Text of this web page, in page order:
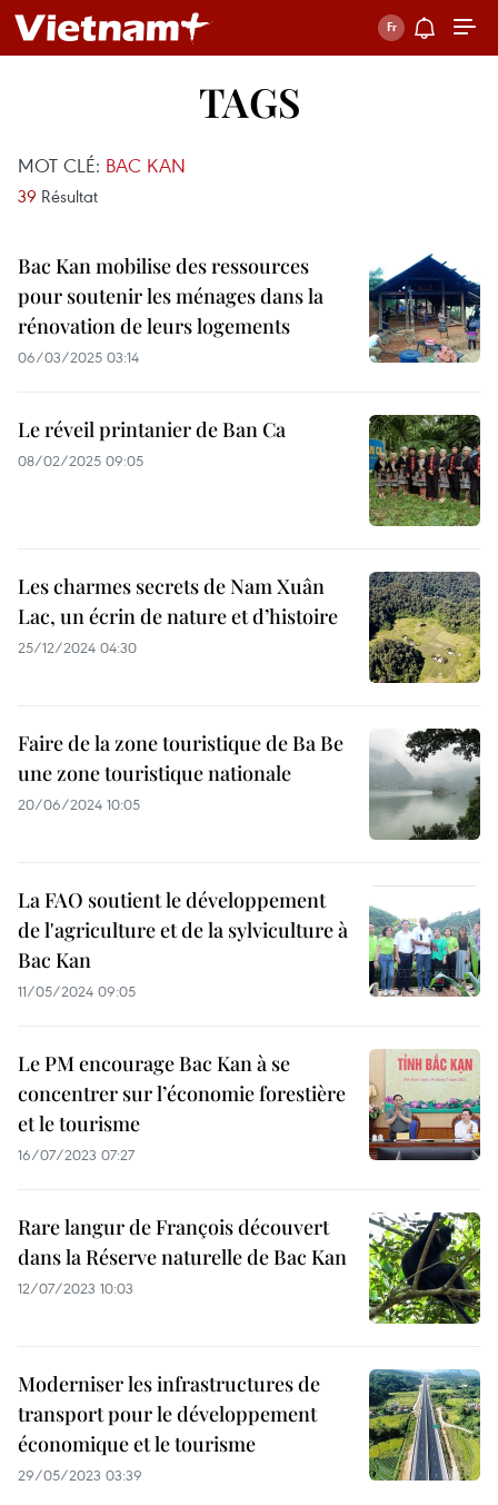
TAGS
MOT CLÉ: BAC KAN
39 Résultat
Bac Kan mobilise des ressources
pour soutenir les ménages dans la
rénovation de leurs logements
06/03/2025 03:14
Le réveil printanier de Ban Ca
08/02/2025 09:05
Les charmes secrets de Nam Xuân
Lac, un écrin de nature et d’histoire
25/12/2024 04:30
Faire de la zone touristique de Ba Be
une zone touristique nationale
20/06/2024 10:05
La FAO soutient le développement
de l'agriculture et de la sylviculture à
Bac Kan
11/05/2024 09:05
Le PM encourage Bac Kan à se
concentrer sur l’économie forestière
et le tourisme
16/07/2023 07:27
Rare langur de François découvert
dans la Réserve naturelle de Bac Kan
12/07/2023 10:03
Moderniser les infrastructures de
transport pour le développement
économique et le tourisme
29/05/2023 03:39